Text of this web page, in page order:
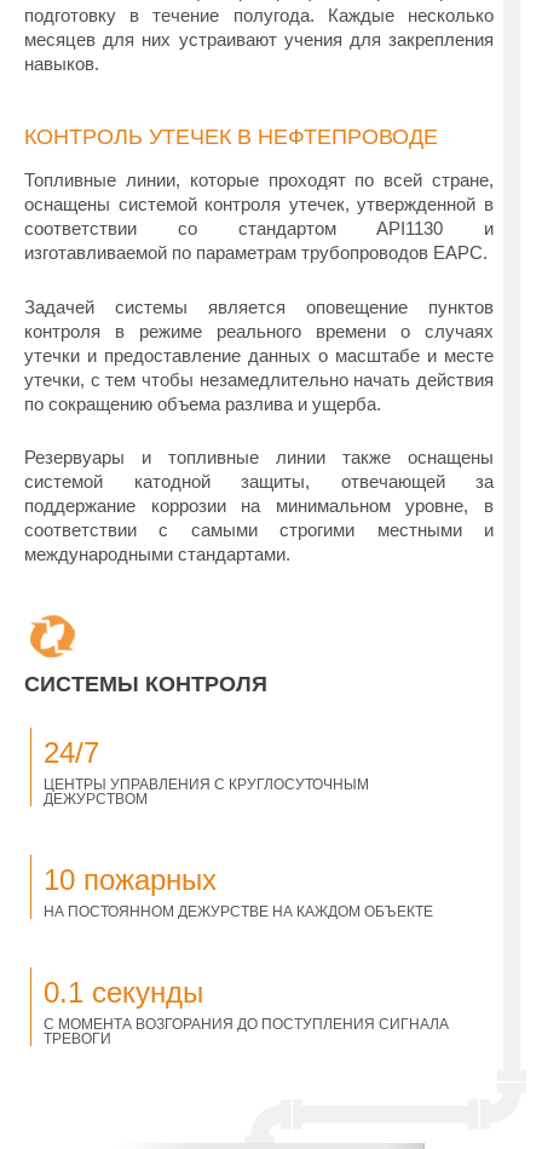
подготовку в течение полугода. Каждые несколько
месяцев для них устраивают учения для закрепления
навыков.
КОНТРОЛЬ УТЕЧЕК В НЕФТЕПРОВОДЕ
Топливные линии, которые проходят по всей стране,
оснащены системой контроля утечек, утвержденной в
соответствии со стандартом API1130 и
изготавливаемой по параметрам трубопроводов EAPC.
Задачей системы является оповещение пунктов
контроля в режиме реального времени о случаях
утечки и предоставление данных о масштабе и месте
утечки, с тем чтобы незамедлительно начать действия
по сокращению объема разлива и ущерба.
Резервуары и топливные линии также оснащены
системой катодной защиты, отвечающей за
поддержание коррозии на минимальном уровне, в
соответствии с самыми строгими местными и
международными стандартами.
СИСТЕМЫ КОНТРОЛЯ
24/7
ЦЕНТРЫ УПРАВЛЕНИЯ С КРУГЛОСУТОЧНЫМ
ДЕЖУРСТВОМ
10 пожарных
НА ПОСТОЯННОМ ДЕЖУРСТВЕ НА КАЖДОМ ОБЪЕКТЕ
0.1 секунды
С МОМЕНТА ВОЗГОРАНИЯ ДО ПОСТУПЛЕНИЯ СИГНАЛА
ТРЕВОГИ